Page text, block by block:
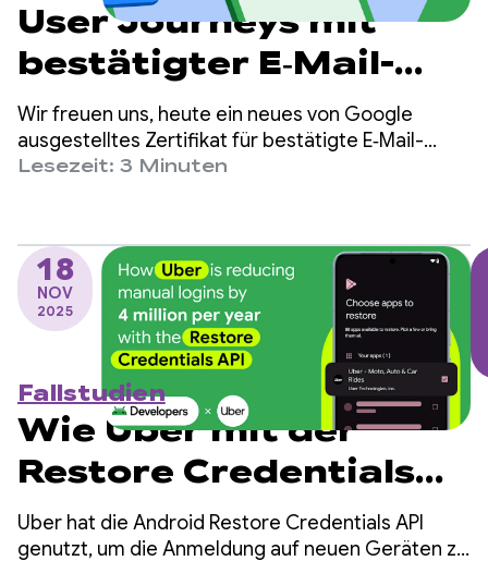
User Journeys mit
bestätigter E‑Mail-
Adresse über
Credential Manager
Wir freuen uns, heute ein neues von Google
ausgestelltes Zertifikat für bestätigte E‑Mail-
Adressen anzukündigen, das Entwickler jetzt
Lesezeit: 3 Minuten
18
NOV
2025
Fallstudien
Wie Uber mit der
Restore Credentials
API die Anzahl der
Uber hat die Android Restore Credentials API
genutzt, um die Anmeldung auf neuen Geräten zu